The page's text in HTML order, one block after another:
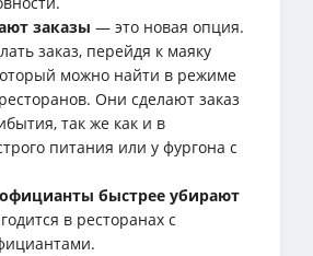
заказы — это новая опция.
заказ, перейдя к маяку
можно найти в режиме
Они сделают заказ
так же как и в
питания или у фургона с
официанты быстрее убирают
в ресторанах с